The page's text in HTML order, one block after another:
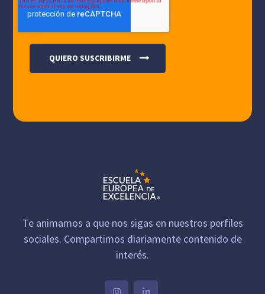
Te animamos a que nos sigas en nuestros perfiles
sociales. Compartimos diariamente contenido de
interés.